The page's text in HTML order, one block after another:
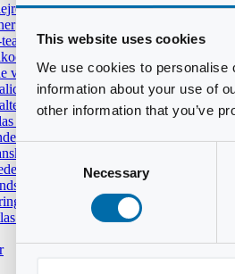
This website uses cookies
We use cookies to personalise
information about your use of
other information that you’ve
Consent
Selection
Necessary
2017
validatorer
III
ynglefugles udbredelse
og bestandsestimater
af 18 udvalgte arter
III